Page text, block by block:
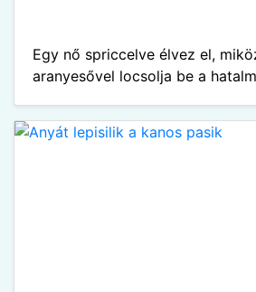
Egy nő spriccelve élvez el,
aranyesővel locsolja be a